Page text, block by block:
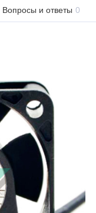
Вопросы и ответы 0